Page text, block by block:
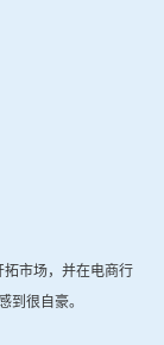
市场，并在电商行
到很自豪。